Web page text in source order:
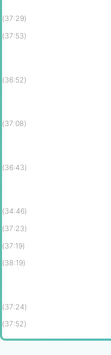
(37:29)
(37:53)
(36:52)
(37:08)
(36:43)
(34:46)
(37:23)
(37:19)
(38:19)
(37:24)
(37:52)